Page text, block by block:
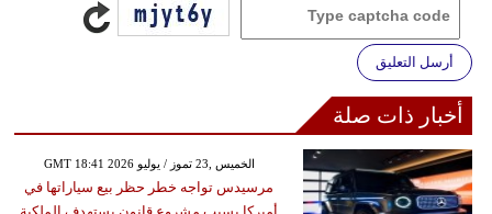
أرسل التعليق
أخبار ذات صلة
GMT 18:41 2026 الخميس ,23 تموز / يوليو
مرسيدس تواجه خطر حظر بيع سياراتها في